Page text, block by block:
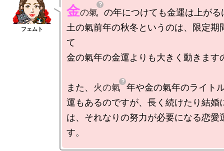
金の氣 の年につけても金運は上がる
土の氣前年の秋冬というのは、限定期
て
金の氣年の金運よりも大きく動きます
また、 火の氣 年や金の氣年のライト
運もあるのですが、長く続けたり結婚
は、それなりの努力が必要になる恋愛